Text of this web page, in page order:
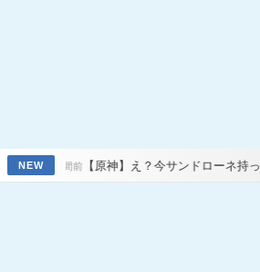
NEW
神】え？今サンドローネ持ってない人なんか